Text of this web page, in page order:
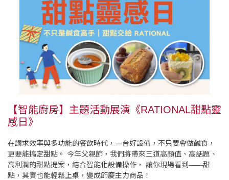
【智能廚房】主題活動展演《RATIONAL甜點靈
感日》
在講求效率與多功能的餐飲時代，一台好設備，不只要會做鹹食，
更要能搞定甜點。 今年父親節，我們將帶來三道高顏值、高話題、
高利潤的甜點提案，結合智能化設備操作， 讓你現場看到——甜
點，其實也能輕鬆上桌，變成節慶主力商品！